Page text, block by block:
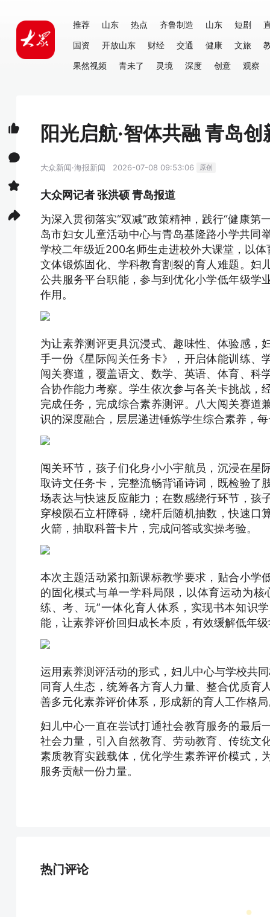
推荐 山东 热点 齐鲁制造 山东 短剧
国资
开放山东 财经 交通 健康 文旅
果然视频
青未了 灵境 深度 创意 观察
阳光启航·智体共融 青岛
大众新闻·海报新闻 2026-07-08 09:53:06 原创
大众网记者 张洪硕 青岛报道
为深入贯彻落实“双减”政策精神，践行“健康
岛市妇女儿童活动中心与青岛基隆路小学共同
学校二年级近200名师生走进校外大课堂，以
文体锻炼固化、学科教育割裂的育人难题。妇
公共服务平台职能，参与到优化小学低年级学
作用。
为让素养测评更具沉浸式、趣味性、体验感，
手一份《星际闯关任务卡》，开启体能训练、
闯关赛道，覆盖语文、数学、英语、体育、科
合协作能力考察。学生依次参与各关卡挑战，
完成任务，完成综合素养测评。八大闯关赛道
识的深度融合，层层递进锤炼学生综合素养，
闯关环节，孩子们化身小小宇航员，沉浸在星
取诗文任务卡，完整流畅背诵诗词，既检验了
场表达与快速反应能力；在数感绕行环节，孩
穿梭陨石立杆障碍，绕杆后随机抽数，快速口
火箭，抽取科普卡片，完成问答或实操考验。
本次主题活动紧扣新课标教学要求，贴合小学
的固化模式与单一学科局限，以体育运动为
练、考、玩”一体化育人体系，实现书本知识
能，让素养评价回归成长本质，有效缓解低年
运用素养测评活动的形式，妇儿中心与学校共
同育人生态，统筹各方育人力量、整合优质
善多元化素养评价体系，形成新的育人工作格
妇儿中心一直在尝试打通社会教育服务的最后
社会力量，引入自然教育、劳动教育、传统文
素质教育实践载体，优化学生素养评价模式，
服务贡献一份力量。
热门评论